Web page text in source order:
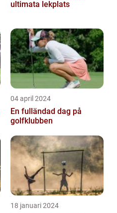
ultimata lekplats
04 april 2024
En fulländad dag på
golfklubben
18 januari 2024